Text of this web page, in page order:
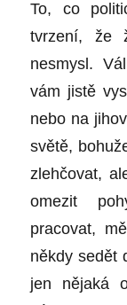
To, co
tvrzení, že
nesmysl.
vám jistě
nebo na
světě,
zlehčovat,
omezit
pracovat,
někdy sedět
jen nějaká